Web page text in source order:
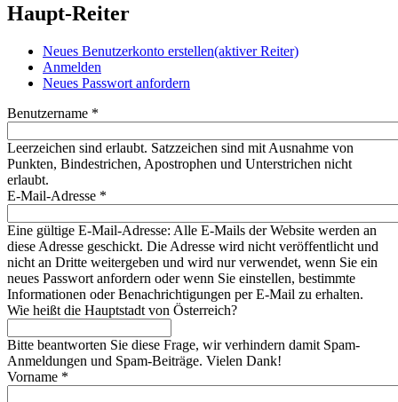
Haupt-Reiter
Neues Benutzerkonto erstellen(aktiver Reiter)
Anmelden
Neues Passwort anfordern
Benutzername *
Leerzeichen sind erlaubt. Satzzeichen sind mit Ausnahme von
Punkten, Bindestrichen, Apostrophen und Unterstrichen nicht
erlaubt.
E-Mail-Adresse *
Eine gültige E-Mail-Adresse: Alle E-Mails der Website werden an
diese Adresse geschickt. Die Adresse wird nicht veröffentlicht und
nicht an Dritte weitergeben und wird nur verwendet, wenn Sie ein
neues Passwort anfordern oder wenn Sie einstellen, bestimmte
Informationen oder Benachrichtigungen per E-Mail zu erhalten.
Wie heißt die Hauptstadt von Österreich?
Bitte beantworten Sie diese Frage, wir verhindern damit Spam-
Anmeldungen und Spam-Beiträge. Vielen Dank!
Vorname *